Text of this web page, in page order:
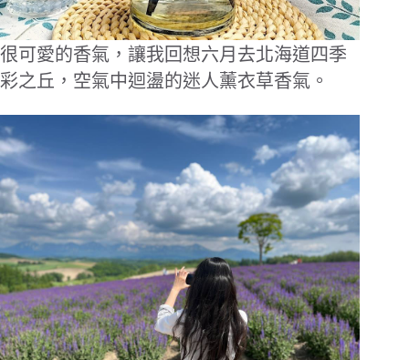
很可愛的香氣，讓我回想六月去北海道四季
彩之丘，空氣中迴盪的迷人薰衣草香氣。